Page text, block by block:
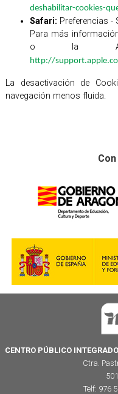
deshabilitar-cookies-
Safari: Preferencias -
Para más
o la
http://
La desactivación de
navegación menos fluida.
CENTRO PÚBLICO
Ctra.
Telf: 976